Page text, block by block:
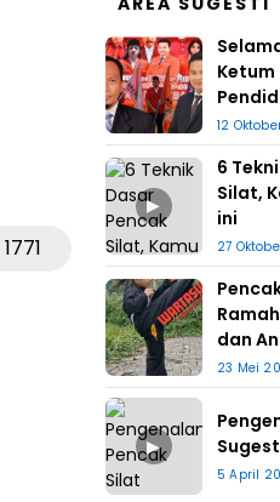
1771
Ketum
12
▶
6
Silat,
ini
27
dan
23 Mei
▶
5 April